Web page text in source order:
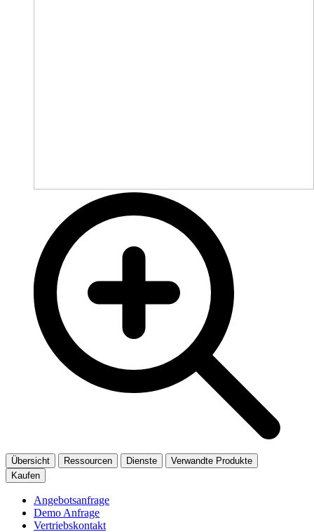
Übersicht Ressourcen Dienste
Verwandte Produkte
Kaufen
Angebotsanfrage
Demo Anfrage
Vertriebskontakt